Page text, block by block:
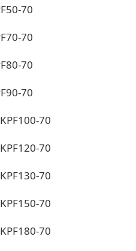
70
70
70
70
70
70
70
70
70